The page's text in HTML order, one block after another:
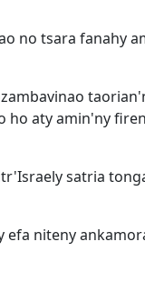
no tsara fanahy
ho aty amin'ny
satria
efa niteny